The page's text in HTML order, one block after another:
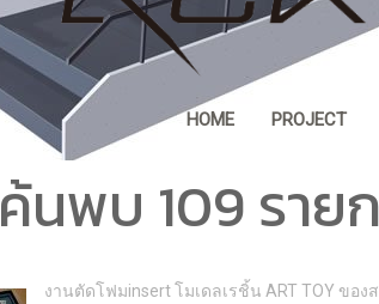
HOME PROJECT
ค้นพบ 109 ราย
งานตัดโฟมinsert โมเดลเรชิ้น ART TOY ของ